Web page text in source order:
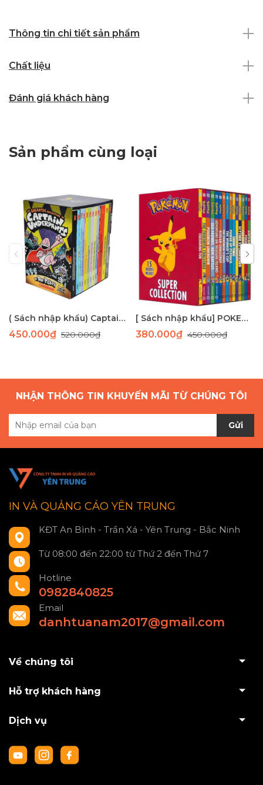
Thông tin chi tiết sản phẩm
Chất liệu
Đánh giá khách hàng
Sản phẩm cùng loại
( Sách nhập khẩu) Captain Underpants 12 cuốn- bản màu
450.000₫ 520.000₫
[ Sách nhập khẩu] POKEMON boxset 15 cuốn
380.000₫ 450.000₫
NHẬN THÔNG TIN KHUYẾN MÃI TỪ CHÚNG TÔI
Gửi
IN VÀ QUẢNG CÁO YÊN TRUNG
KĐT An Bình - Trần Xá - Yên Trung - Bắc Ninh
Từ 08:00 đến 22:00 từ Thứ 2 đến Thứ 7
Hotline
0982840825
Email
danhtuanam2017@gmail.com
Về chúng tôi
Hỗ trợ khách hàng
Dịch vụ